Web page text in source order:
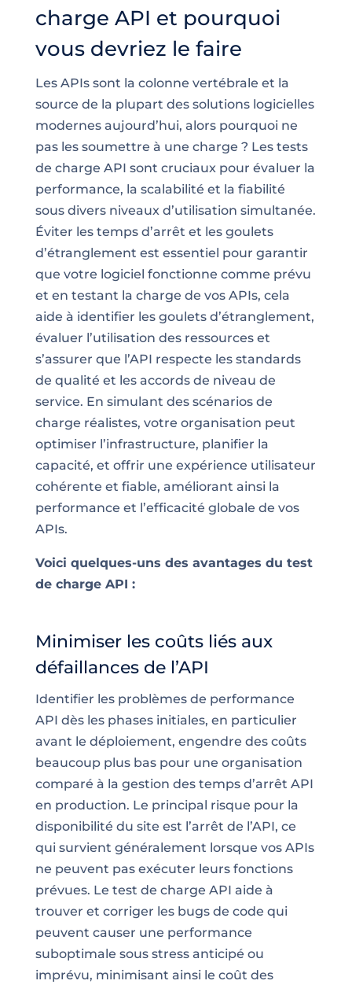
charge API et pourquoi
vous devriez le faire
Les APIs sont la colonne vertébrale et la
source de la plupart des solutions logicielles
modernes aujourd’hui, alors pourquoi ne
pas les soumettre à une charge ? Les tests
de charge API sont cruciaux pour évaluer la
performance, la scalabilité et la fiabilité
sous divers niveaux d’utilisation simultanée.
Éviter les temps d’arrêt et les goulets
d’étranglement est essentiel pour garantir
que votre logiciel fonctionne comme prévu
et en testant la charge de vos APIs, cela
aide à identifier les goulets d’étranglement,
évaluer l’utilisation des ressources et
s’assurer que l’API respecte les standards
de qualité et les accords de niveau de
service. En simulant des scénarios de
charge réalistes, votre organisation peut
optimiser l’infrastructure, planifier la
capacité, et offrir une expérience utilisateur
cohérente et fiable, améliorant ainsi la
performance et l’efficacité globale de vos
APIs.
Voici quelques-uns des avantages du test
de charge API :
Minimiser les coûts liés aux
défaillances de l’API
Identifier les problèmes de performance
API dès les phases initiales, en particulier
avant le déploiement, engendre des coûts
beaucoup plus bas pour une organisation
comparé à la gestion des temps d’arrêt API
en production. Le principal risque pour la
disponibilité du site est l’arrêt de l’API, ce
qui survient généralement lorsque vos APIs
ne peuvent pas exécuter leurs fonctions
prévues. Le test de charge API aide à
trouver et corriger les bugs de code qui
peuvent causer une performance
suboptimale sous stress anticipé ou
imprévu, minimisant ainsi le coût des